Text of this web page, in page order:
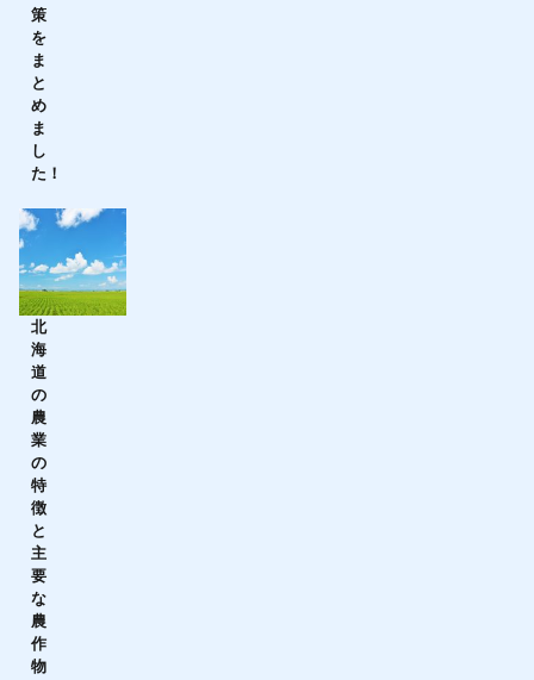
策
を
ま
と
め
ま
し
た！
北
海
道
の
農
業
の
特
徴
と
主
要
な
農
作
物